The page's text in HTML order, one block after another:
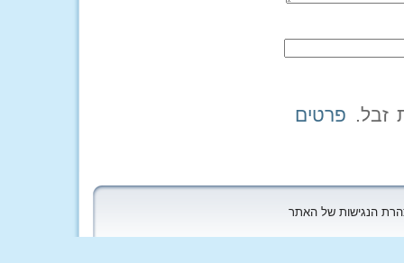
פרטים
הנגישות של האתר